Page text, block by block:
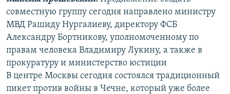
совместную группу сегодня направлено министру
МВД Рашиду Нургалиеву, директору ФСБ
Александру Бортникову, уполномоченному по
правам человека Владимиру Лукину, а также в
прокуратуру и министерство юстиции
В центре Москвы сегодня состоялся традиционный
пикет против войны в Чечне, который уже более